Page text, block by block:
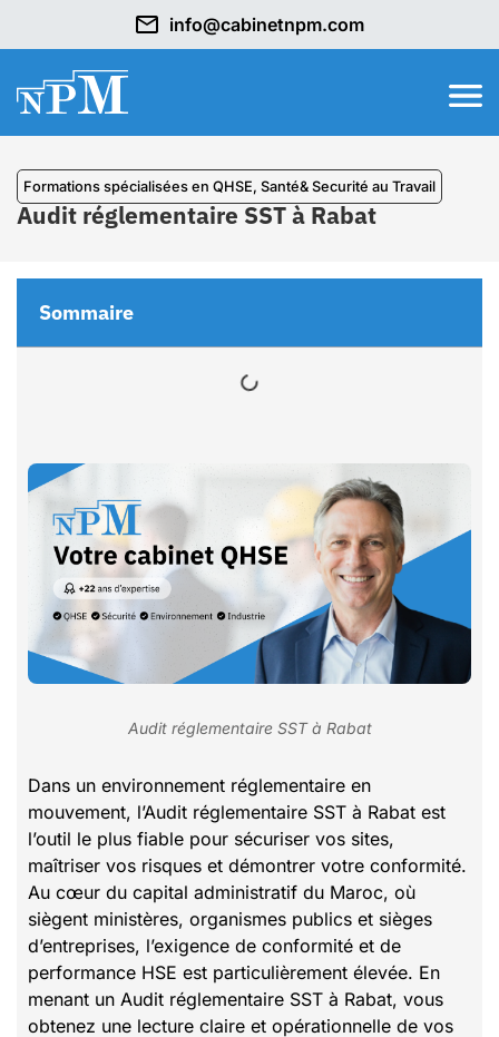
info@cabinetnpm.com
⁠Formations spécialisées en QHSE, Santé& Securité au Travail
Audit réglementaire SST à Rabat
Audit réglementaire SST à Rabat
Dans un environnement réglementaire en
mouvement, l’Audit réglementaire SST à Rabat est
l’outil le plus fiable pour sécuriser vos sites,
maîtriser vos risques et démontrer votre conformité.
Au cœur du capital administratif du Maroc, où
siègent ministères, organismes publics et sièges
d’entreprises, l’exigence de conformité et de
performance HSE est particulièrement élevée. En
menant un Audit réglementaire SST à Rabat, vous
obtenez une lecture claire et opérationnelle de vos
Sommaire